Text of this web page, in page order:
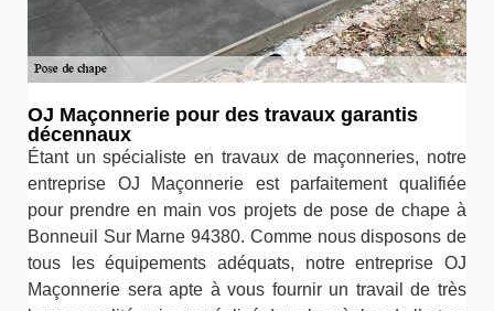
OJ Maçonnerie pour des travaux garantis
décennaux
Étant un spécialiste en travaux de maçonneries, notre
entreprise OJ Maçonnerie est parfaitement qualifiée
pour prendre en main vos projets de pose de chape à
Bonneuil Sur Marne 94380. Comme nous disposons de
tous les équipements adéquats, notre entreprise OJ
Maçonnerie sera apte à vous fournir un travail de très